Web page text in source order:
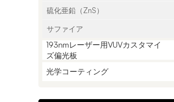
硫化亜鉛（ZnS）
サファイア
193nmレーザー用VUVカスタマイ
ズ偏光板
光学コーティング